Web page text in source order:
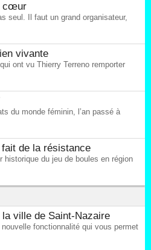
cœur
seul. Il faut un grand organisateur,
vivante
ont vu Thierry Terreno remporter
du monde féminin, l’an passé à
de la résistance
historique du jeu de boules en région
ville de Saint-Nazaire
fonctionnalité qui vous permet